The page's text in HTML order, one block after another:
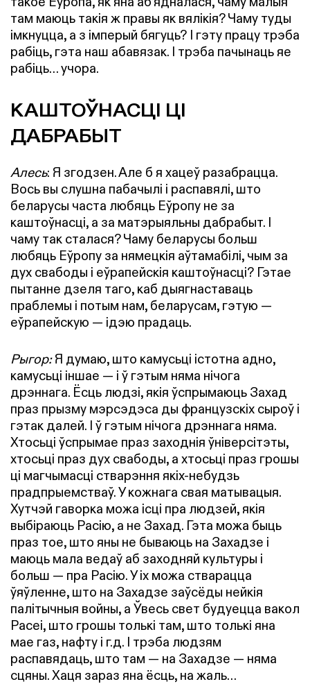
там маюць такія ж правы як вялікія? Чаму туды
імкнуцца, а з імперый бягуць? І гэту працу трэба
рабіць, гэта наш абавязак. І трэба пачынаць яе
рабіць… учора.
КАШТОЎНАСЦІ ЦІ
ДАБРАБЫТ
Алесь: Я згодзен. Але б я хацеў разабрацца.
Вось вы слушна пабачылі і распавялі, што
беларусы часта любяць Еўропу не за
каштоўнасці, а за матэрыяльны дабрабыт. І
чаму так сталася? Чаму беларусы больш
любяць Еўропу за нямецкія аўтамабілі, чым за
дух свабоды і еўрапейскія каштоўнасці? Гэтае
пытанне дзеля таго, каб дыягнаставаць
праблемы і потым нам, беларусам, гэтую —
еўрапейскую — ідэю прадаць.
Рыгор:Я думаю, што камусьці істотна адно,
камусьці іншае — і ў гэтым няма нічога
дрэннага. Ёсць людзі, якія ўспрымаюць Захад
праз прызму мэрсэдэса ды французскіх сыроў і
гэтак далей. І ў гэтым нічога дрэннага няма.
Хтосьці ўспрымае праз заходнія ўніверсітэты,
хтосьці праз дух свабоды, а хтосьці праз грошы
ці магчымасці стварэння якіх-небудзь
прадпрыемстваў. У кожнага свая матывацыя.
Хутчэй гаворка можа ісці пра людзей, якія
выбіраюць Расію, а не Захад. Гэта можа быць
праз тое, што яны не бываюць на Захадзе і
маюць мала ведаў аб заходняй культуры і
больш — пра Расію. У іх можа стварацца
ўяўленне, што на Захадзе заўсёды нейкія
палітычныя войны, а Ўвесь свет будуецца вакол
Расеі, што грошы толькі там, што толькі яна
мае газ, нафту і г.д. І трэба людзям
распавядаць, што там — на Захадзе — няма
сцяны. Хаця зараз яна ёсць, на жаль…